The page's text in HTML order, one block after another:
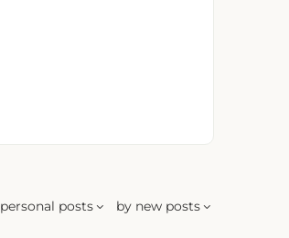
personal posts by new posts